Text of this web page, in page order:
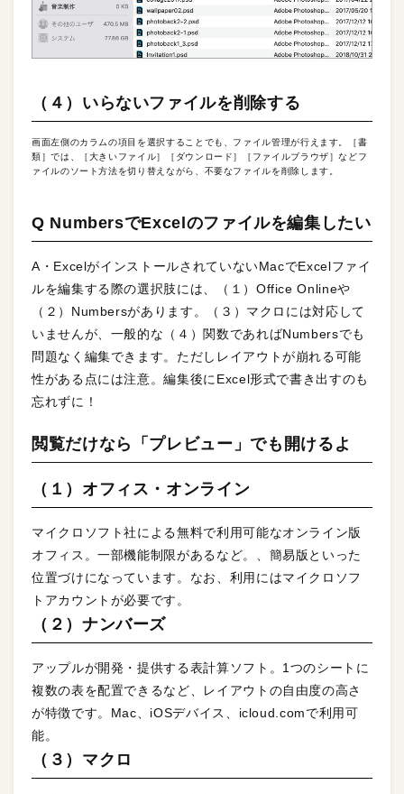
（４）いらないファイルを削除する
画面左側のカラムの項目を選択することでも、ファイル管理が行えます。［書
類］では、［大きいファイル］［ダウンロード］［ファイルブラウザ］などフ
ァイルのソート方法を切り替えながら、不要なファイルを削除します。
Q NumbersでExcelのファイルを編集したい
A・ExcelがインストールされていないMacでExcelファイ
ルを編集する際の選択肢には、（１）Office Onlineや
（２）Numbersがあります。（３）マクロには対応して
いませんが、一般的な（４）関数であればNumbersでも
問題なく編集できます。ただしレイアウトが崩れる可能
性がある点には注意。編集後にExcel形式で書き出すのも
忘れずに！
閲覧だけなら「プレビュー」でも開けるよ
（１）オフィス・オンライン
マイクロソフト社による無料で利用可能なオンライン版
オフィス。一部機能制限があるなど。、簡易版といった
位置づけになっています。なお、利用にはマイクロソフ
トアカウントが必要です。
（２）ナンバーズ
アップルが開発・提供する表計算ソフト。1つのシートに
複数の表を配置できるなど、レイアウトの自由度の高さ
が特徴です。Mac、iOSデバイス、icloud.comで利用可
能。
（３）マクロ